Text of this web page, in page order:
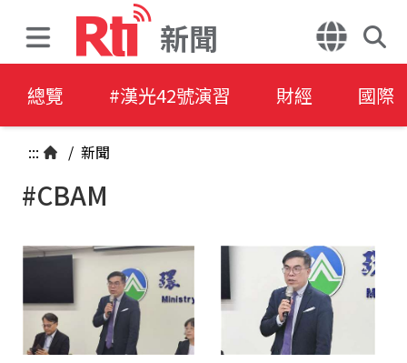
新聞
總覽 #漢光42號演習 財經 國際
::: / 新聞
#CBAM